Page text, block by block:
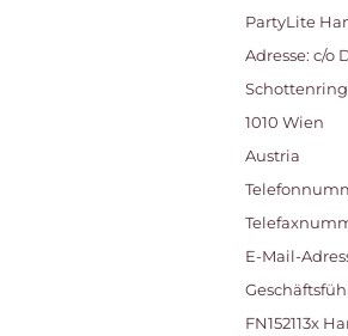
PartyLite
Adresse: c/o
Schottenring
1010 Wien
Austria
E-Mail-
FN152113x